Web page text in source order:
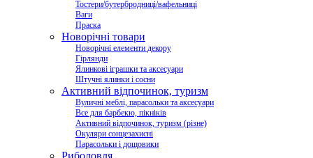
Тостери/бутербродниці/вафельниці
Ваги
Праска
Новорічні товари
Новорічні елементи декору
Гірлянди
Ялинкові іграшки та аксесуари
Штучні ялинки і сосни
Активний відпочинок, туризм
Вуличні меблі, парасольки та аксесуари
Все для барбекю, пікніків
Активний відпочинок, туризм (різне)
Окуляри сонцезахисні
Парасольки і дощовики
Риболовля